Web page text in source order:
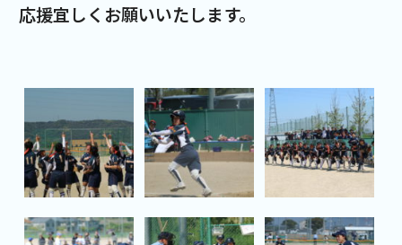
応援宜しくお願いいたします。